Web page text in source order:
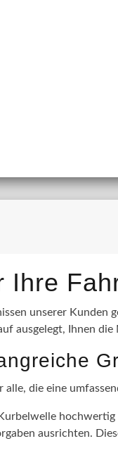
Ihre
unserer Kunden
ausgelegt, Ihnen
alle, die eine
ausrichten.